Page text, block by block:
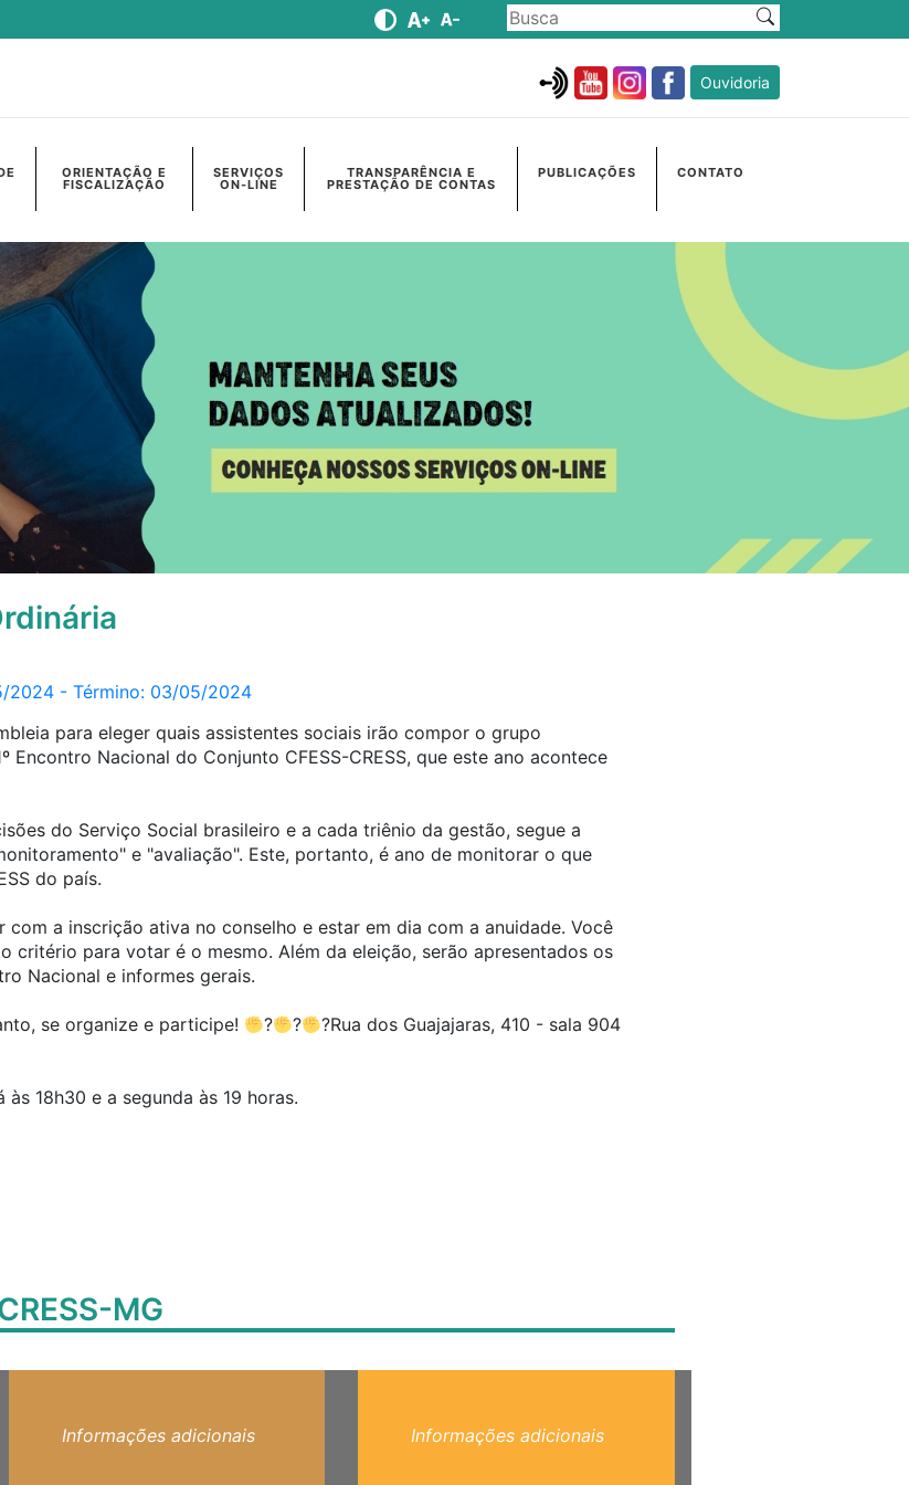
Ouvidoria
ORIENTAÇÃO E
FISCALIZAÇÃO
SERVIÇOS
ON-LINE
TRANSPARÊNCIA E
PRESTAÇÃO DE CONTAS
PUBLICAÇÕES CONTATO
2024 - Término: 03/05/2024
para eleger quais assistentes sociais irão compor o grupo
Encontro Nacional do Conjunto CFESS-CRESS, que este ano acontece
do Serviço Social brasileiro e a cada triênio da gestão, segue a
e "avaliação". Este, portanto, é ano de monitorar o que
do país.
com a inscrição ativa no conselho e estar em dia com a anuidade. Você
critério para votar é o mesmo. Além da eleição, serão apresentados os
Nacional e informes gerais.
se organize e participe! ? ?
?Rua dos Guajajaras, 410 - sala 904
18h30 e a segunda às 19 horas.
MG
Informações adicionais Informações adicionais